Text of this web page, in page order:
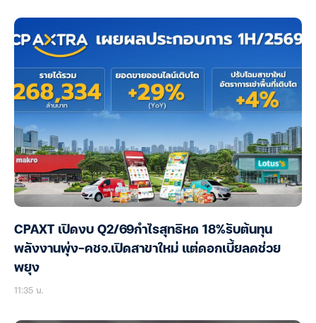
CPAXT เปิดงบ Q2/69กำไรสุทธิหด 18%รับต้นทุน
พลังงานพุ่ง-คชจ.เปิดสาขาใหม่ แต่ดอกเบี้ยลดช่วย
พยุง
11:35 น.